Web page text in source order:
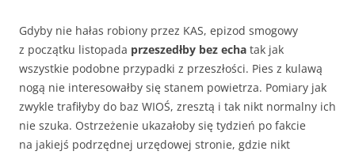
Gdyby nie hałas robiony przez KAS, epizod smogowy
z początku listopada przeszedłby bez echa tak jak
wszystkie podobne przypadki z przeszłości. Pies z kulawą
nogą nie interesowałby się stanem powietrza. Pomiary jak
zwykle trafiłyby do baz WIOŚ, zresztą i tak nikt normalny ich
nie szuka. Ostrzeżenie ukazałoby się tydzień po fakcie
na jakiejś podrzędnej urzędowej stronie, gdzie nikt